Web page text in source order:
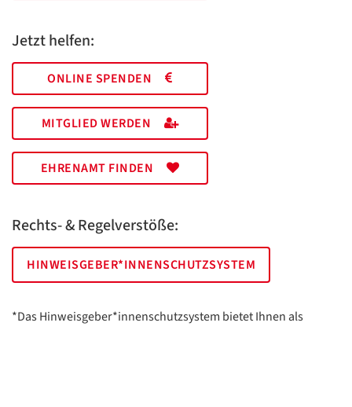
Jetzt helfen:
ONLINE SPENDEN
MITGLIED WERDEN
EHRENAMT FINDEN
Rechts- & Regelverstöße:
HINWEISGEBER*INNENSCHUTZSYSTEM
*Das Hinweisgeber*innenschutzsystem bietet Ihnen als